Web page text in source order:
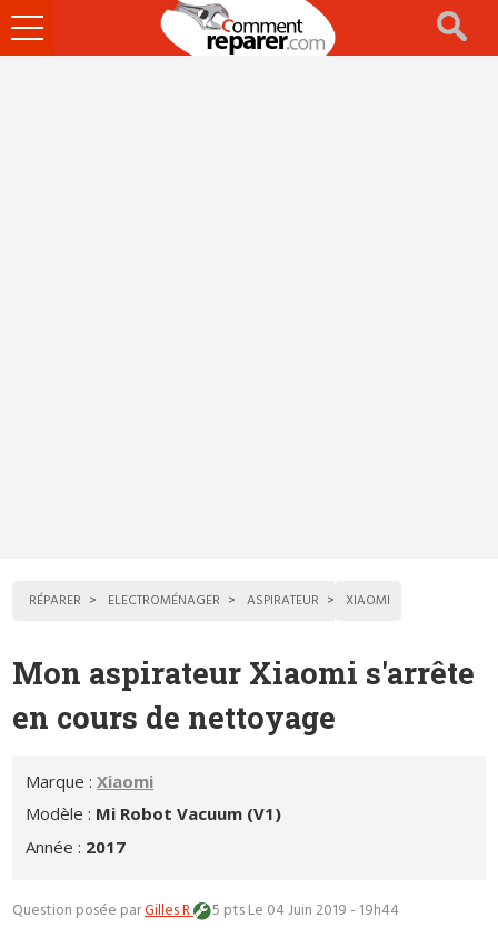
Ouvrir
le
RÉPARER ELECTROMÉNAGER ASPIRATEUR XIAOMI
Mon aspirateur Xiaomi s'arrête
en cours de nettoyage
Marque :Xiaomi
Modèle : Mi Robot Vacuum (V1)
Année : 2017
Question posée parGilles R 5 ptsLe 04 Juin 2019 - 19h44